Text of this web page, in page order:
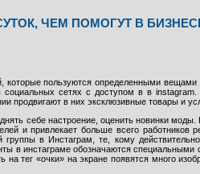
ЧЕМ ПОМОГУТ В
которые пользуются определенными вещами
сетях с доступом в в
в них эксклюзивные товары и
себе настроение, оценить новинки моды.
и привлекает больше всего работников
в Инстаграм, те, кому
в инстаграме обозначаются специальными
тег «очки» на экране появятся много